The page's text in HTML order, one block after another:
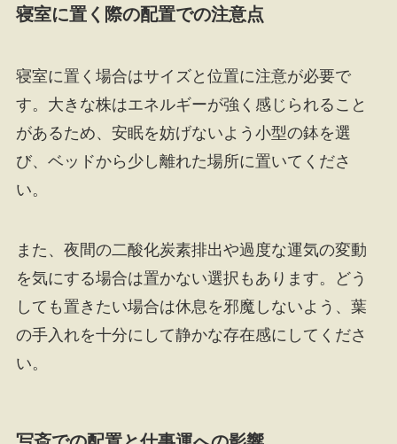
寝室に置く際の配置での注意点
寝室に置く場合はサイズと位置に注意が必要で
す。大きな株はエネルギーが強く感じられること
があるため、安眠を妨げないよう小型の鉢を選
び、ベッドから少し離れた場所に置いてくださ
い。
また、夜間の二酸化炭素排出や過度な運気の変動
を気にする場合は置かない選択もあります。どう
しても置きたい場合は休息を邪魔しないよう、葉
の手入れを十分にして静かな存在感にしてくださ
い。